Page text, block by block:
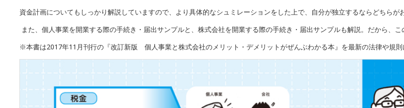
資金計画についてもしっかり解説していますので、より具体的なシュミレーションをした上で、自分が独立するならどちらが
また、個人事業を開業する際の手続き・届出サンプルと、株式会社を開業する際の手続き・届出サンプルも解説。だから、
※本書は2017年11月刊行の『改訂新版 個人事業と株式会社のメリット・デメリットがぜんぶわかる本』を最新の法律や規則